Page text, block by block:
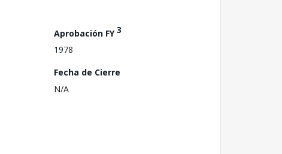
Aprobación FY3
1978
Fecha de Cierre
N/A